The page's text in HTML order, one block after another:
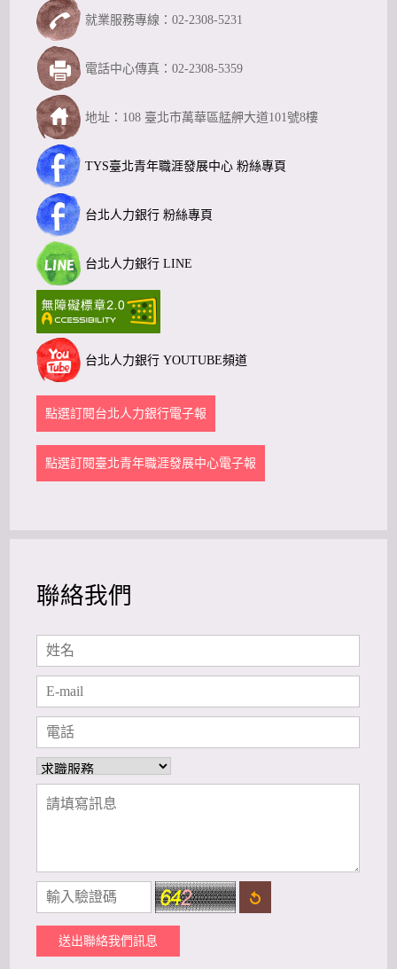
就業服務專線：02-2308-5231
TYS臺北青年職涯發展中心 粉絲專頁
電話中心傳真：02-2308-5359
台北人力銀行 粉絲專頁
地址：108 臺北市萬華區艋舺大道101號8樓
台北人力銀行 LINE
台北人力銀行 YOUTUBE頻道
點選訂閱台北人力銀行電子報
點選訂閱臺北青年職涯發展中心電子報
聯絡我們
送出聯絡我們訊息